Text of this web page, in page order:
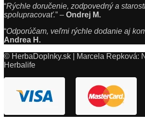
“Rýchle doručenie, zodpovedný a
spolupracovať.” – Ondrej M.
“Odporúčam, veľmi rýchle dodanie aj
Andrea H.
© HerbaDoplnky.sk | Marcela Repková:
Herbalife